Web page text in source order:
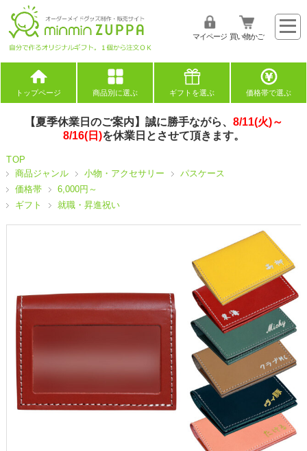
マイページ 買い物かご
トップページ 商品別に選ぶ ギフトを選ぶ 価格帯で選ぶ
【夏季休業日のご案内】誠に勝手ながら、 8/11(火)～
8/16(日)を休業日とさせて頂きます。
TOP
商品ジャンル
小物・アクセサリー
パスケース
価格帯
6,000円～
ギフト
就職・昇進祝い